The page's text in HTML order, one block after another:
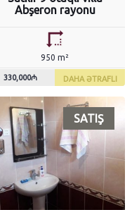
Abşeron rayonu
950 m²
330,000₼ DAHA ƏTRAFLI
SATIŞ